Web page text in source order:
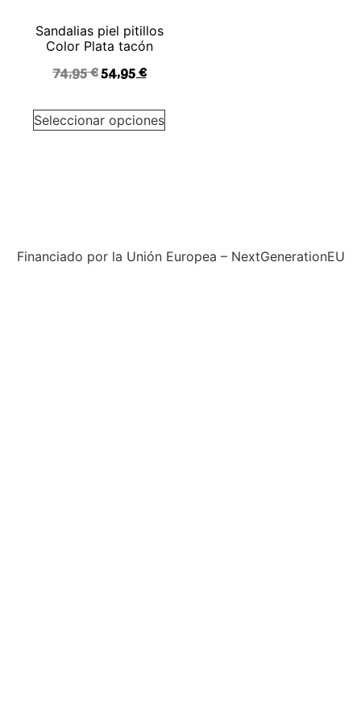
Sandalias piel pitillos
Color Plata tacón
74,95€54,95€
Seleccionar opciones
Financiado por la Unión Europea – NextGenerationEU